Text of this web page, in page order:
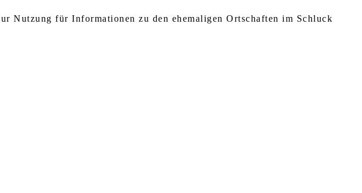
Nutzung für Informationen zu den ehemaligen Ortschaften im Schluck